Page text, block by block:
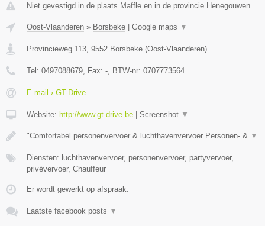
Niet gevestigd in de plaats Maffle en in de provincie Henegouwen.
Oost-Vlaanderen » Borsbeke | Google maps ▼
Provincieweg 113 9552 Borsbeke (Oost-Vlaanderen)
Tel: 0497088679 , Fax: - , BTW-nr: 0707773564
E-mail › GT-Drive
Website: http://www.gt-drive.be | Screenshot ▼
"Comfortabel personenvervoer & luchthavenvervoer Personen- & ▼
Diensten: luchthavenvervoer, personenvervoer, partyvervoer,
privévervoer, Chauffeur
Er wordt gewerkt op afspraak.
Laatste facebook posts ▼